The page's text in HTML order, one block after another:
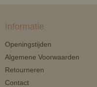
Informatie
Openingstijden
Algemene Voorwaarden
Retourneren
Contact